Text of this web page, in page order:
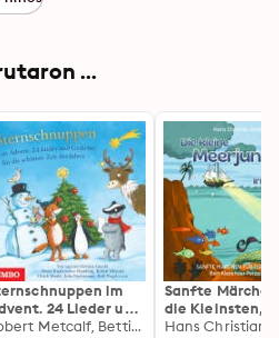
...
im
24 Lieder und
für die
Robert Metcalf, Bettina Göschl, Ulrich Maske
Sanfte
die Kleinsten,
Die kleine